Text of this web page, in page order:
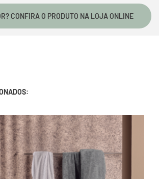
CONFIRA O PRODUTO NA LOJA ONLINE